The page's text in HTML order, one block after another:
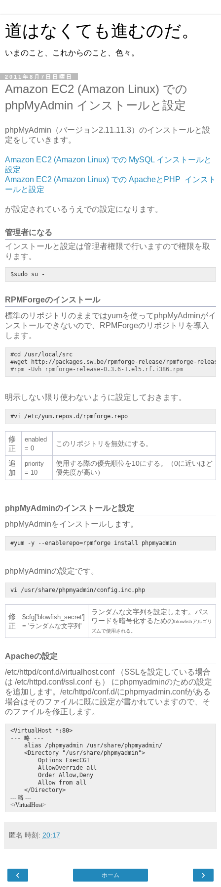
道はなくても進むのだ。
いまのこと、これからのこと、色々。
2011年8月7日日曜日
Amazon EC2 (Amazon Linux) での
phpMyAdmin インストールと設定
phpMyAdmin（バージョン2.11.11.3）のインストールと設
定をしていきます。
Amazon EC2 (Amazon Linux) での MySQL インストールと
設定
Amazon EC2 (Amazon Linux) での ApacheとPHP インスト
ールと設定
が設定されているうえでの設定になります。
管理者になる
インストールと設定は管理者権限で行いますので権限を取
ります。
$sudo su -
RPMForgeのインストール
標準のリポジトリのままではyumを使ってphpMyAdminがイ
ンストールできないので、RPMForgeのリポジトリを導入
します。
#cd /usr/local/src
#rpm -Uvh rpmforge-release-0.3.6-1.el5.rf.i386.rpm
明示しない限り使わないように設定しておきます。
#vi /etc/yum.repos.d/rpmforge.repo
修
正
enabled
= 0
このリポジトリを無効にする。
追
加
priority
= 10
使用する際の優先順位を10にする。（0に近いほど
優先度が高い）
phpMyAdminのインストールと設定
phpMyAdminをインストールします。
#yum -y --enablerepo=rpmforge install phpmyadmin
phpMyAdminの設定です。
vi /usr/share/phpmyadmin/config.inc.php
修
正
$cfg['blowfish_secret']
= 'ランダムな文字列'
ランダムな文字列を設定します。パス
ワードを暗号化するためのblowfishアルゴリ
ズムで使用される。
Apacheの設定
/etc/httpd/conf.d/virtualhost.conf （SSLを設定している場合
は /etc/httpd.conf/ssl.conf も） にphpmyadminのための設定
を追加します。/etc/httpd/conf.d/にphpmyadmin.confがある
場合はそのファイルに既に設定が書かれていますので、そ
のファイルを修正します。
<VirtualHost *:80>
--- 略 ---
    alias /phpmyadmin /usr/share/phpmyadmin/
    <Directory "/usr/share/phpmyadmin">
        Options ExecCGI
        AllowOverride all
        Order Allow,Deny
        Allow from all
    </Directory>
--- 略 ---
</VirtualHost>
匿名 時刻: 20:17
‹ ›
ホーム